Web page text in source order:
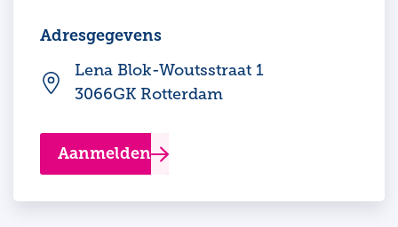
Adresgegevens
Lena Blok-Woutsstraat 1
3066GK Rotterdam
Aanmelden